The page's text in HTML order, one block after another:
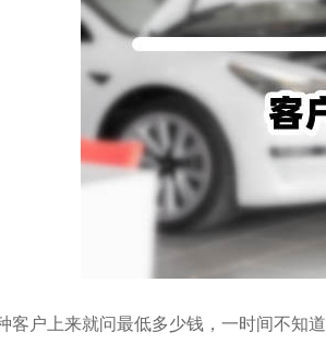
客户上来就问最低多少钱，一时间不知